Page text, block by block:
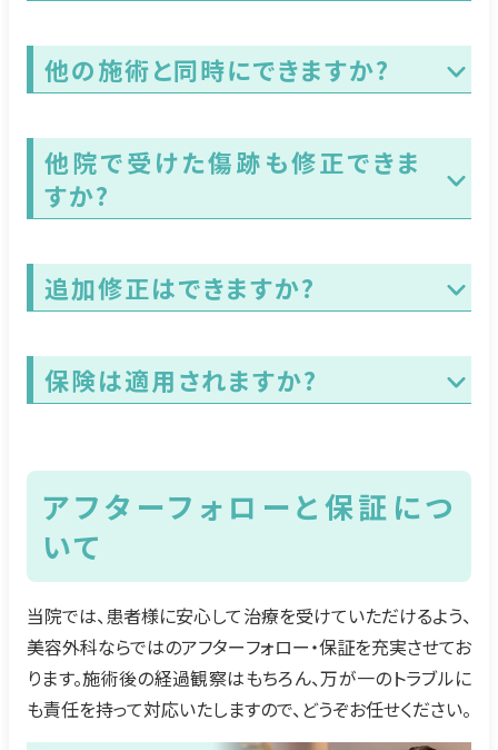
他の施術と同時にできますか?
他院で受けた傷跡も修正できま
すか?
追加修正はできますか?
保険は適用されますか?
アフターフォローと保証につ
いて
当院では、患者様に安心して治療を受けていただけるよう、
美容外科ならではのアフターフォロー・保証を充実させてお
ります。施術後の経過観察はもちろん、万が一のトラブルに
も責任を持って対応いたしますので、どうぞお任せください。